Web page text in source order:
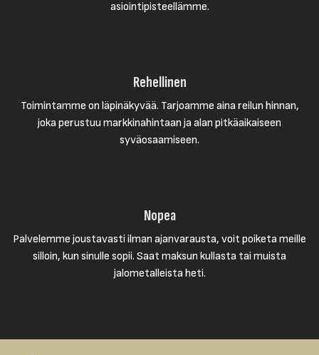
asiointipisteellämme.
Rehellinen
Toimintamme on läpinäkyvää. Tarjoamme aina reilun hinnan,
joka perustuu markkinahintaan ja alan pitkäaikaiseen
syväosaamiseen.
Nopea
Palvelemme joustavasti ilman ajanvarausta, voit poiketa meille
silloin, kun sinulle sopii. Saat maksun kullasta tai muista
jalometalleista heti.